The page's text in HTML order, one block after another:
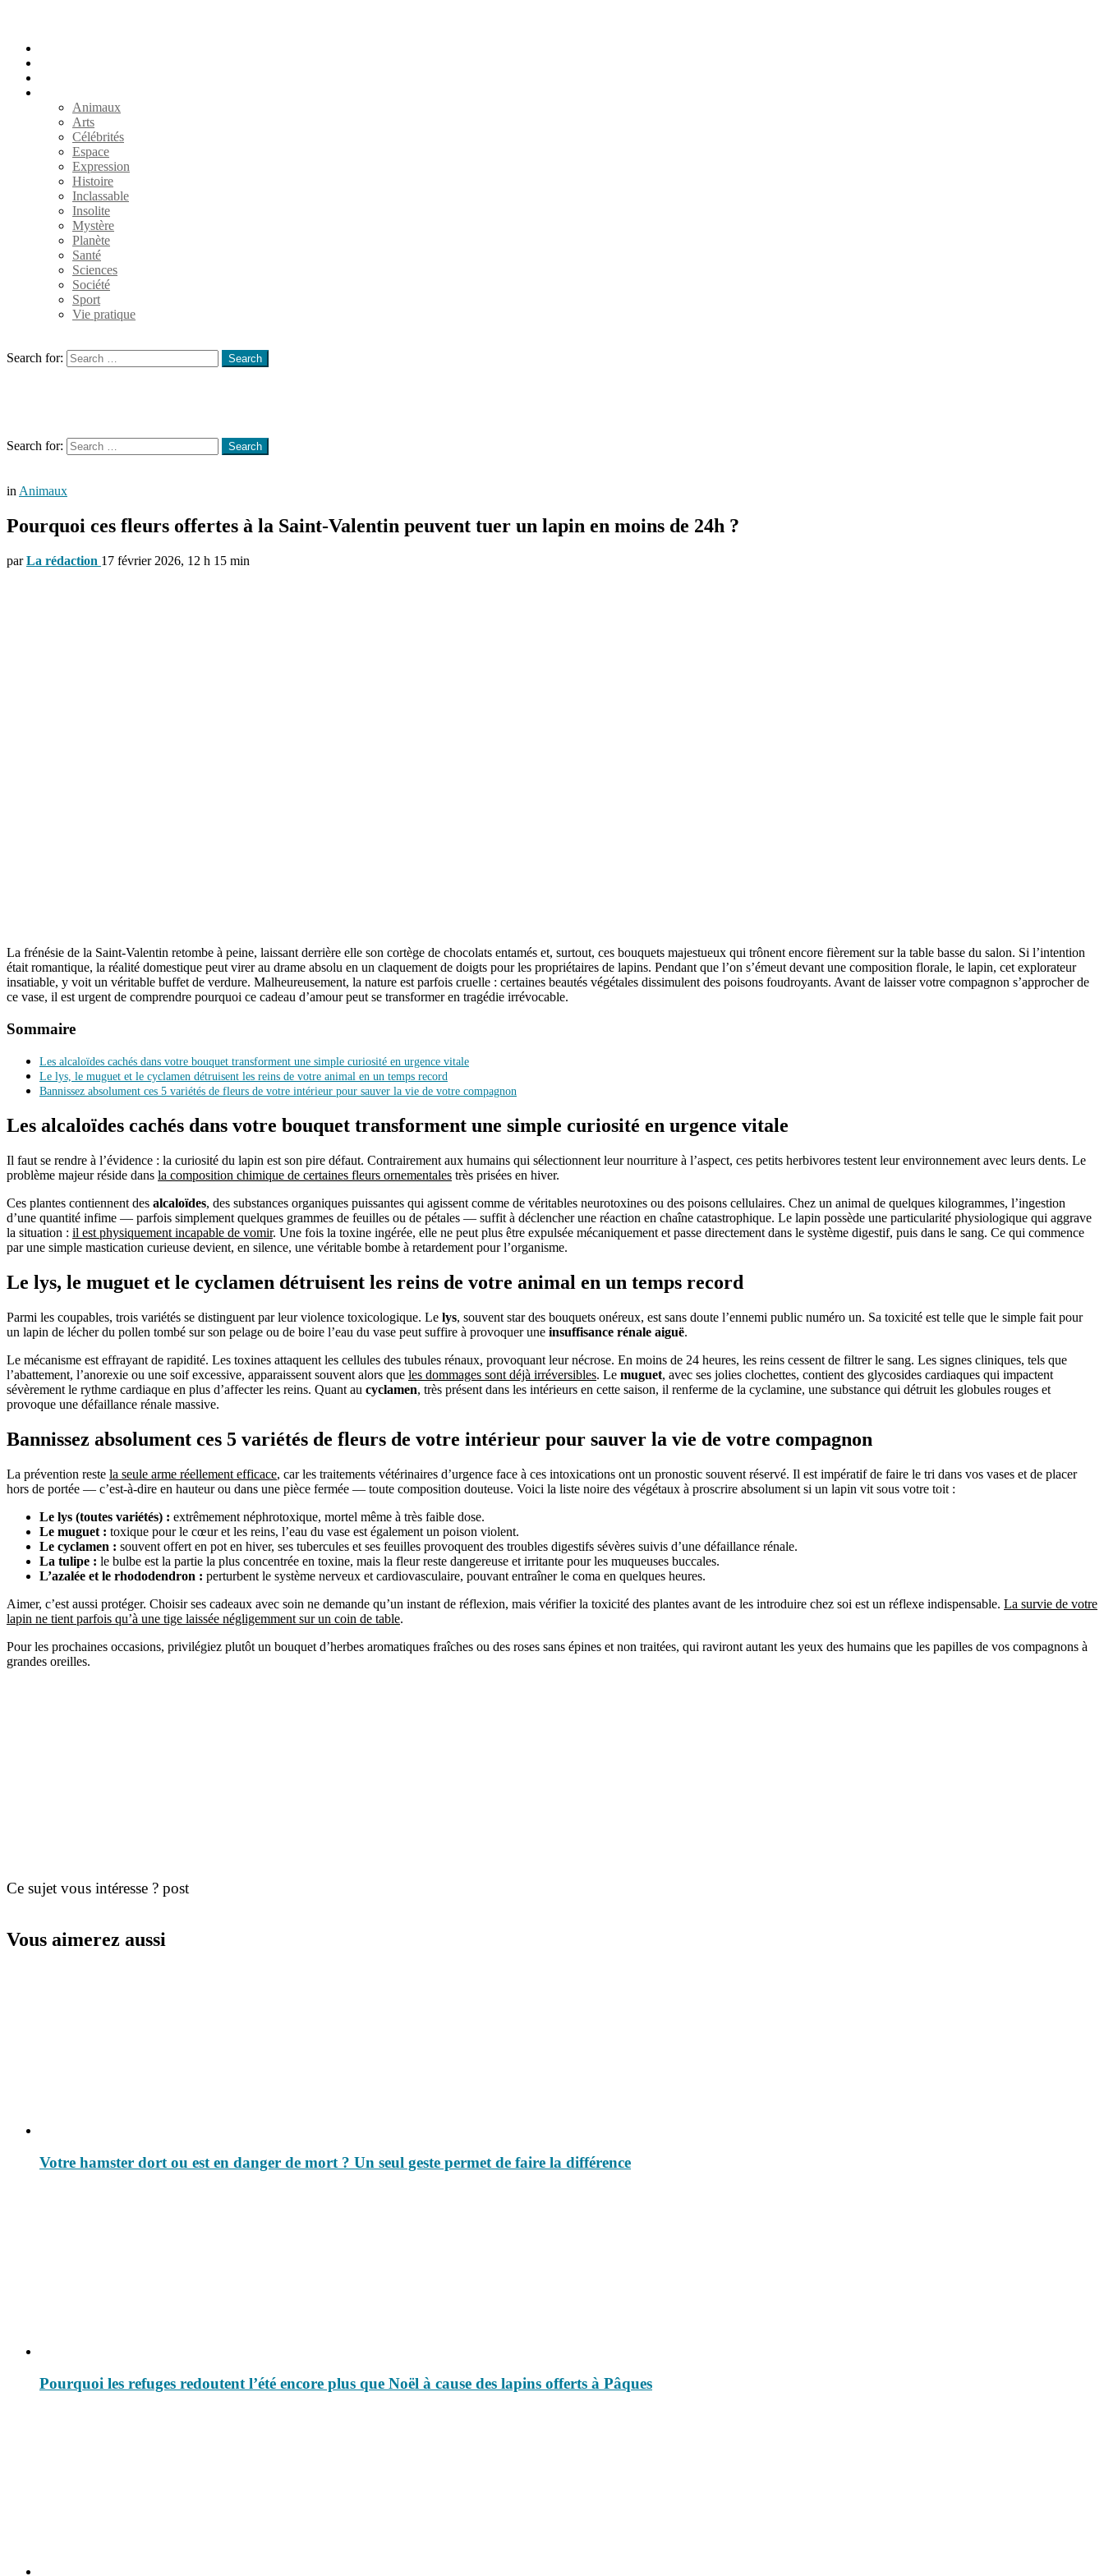
Animaux
Arts
Célébrités
Espace
Expression
Histoire
Inclassable
Insolite
Mystère
Planète
Santé
Sciences
Société
Sport
Vie pratique
Search for:
Search
Search for:
Search
in Animaux
Pourquoi ces fleurs offertes à la Saint-Valentin peuvent tuer un lapin en moins de 24h ?
par La rédaction 17 février 2026, 12 h 15 min
La frénésie de la Saint-Valentin retombe à peine, laissant derrière elle son cortège de chocolats entamés et, surtout, ces bouquets majestueux qui trônent encore fièrement sur la table basse du salon. Si l’intention
était romantique, la réalité domestique peut virer au drame absolu en un claquement de doigts pour les propriétaires de lapins. Pendant que l’on s’émeut devant une composition florale, le lapin, cet explorateur
insatiable, y voit un véritable buffet de verdure. Malheureusement, la nature est parfois cruelle : certaines beautés végétales dissimulent des poisons foudroyants. Avant de laisser votre compagnon s’approcher de
ce vase, il est urgent de comprendre pourquoi ce cadeau d’amour peut se transformer en tragédie irrévocable.
Sommaire
Les alcaloïdes cachés dans votre bouquet transforment une simple curiosité en urgence vitale
Le lys, le muguet et le cyclamen détruisent les reins de votre animal en un temps record
Bannissez absolument ces 5 variétés de fleurs de votre intérieur pour sauver la vie de votre compagnon
Les alcaloïdes cachés dans votre bouquet transforment une simple curiosité en urgence vitale
Il faut se rendre à l’évidence : la curiosité du lapin est son pire défaut. Contrairement aux humains qui sélectionnent leur nourriture à l’aspect, ces petits herbivores testent leur environnement avec leurs dents. Le
problème majeur réside dans la composition chimique de certaines fleurs ornementales très prisées en hiver.
Ces plantes contiennent des alcaloïdes, des substances organiques puissantes qui agissent comme de véritables neurotoxines ou des poisons cellulaires. Chez un animal de quelques kilogrammes, l’ingestion
d’une quantité infime — parfois simplement quelques grammes de feuilles ou de pétales — suffit à déclencher une réaction en chaîne catastrophique. Le lapin possède une particularité physiologique qui aggrave
la situation : il est physiquement incapable de vomir. Une fois la toxine ingérée, elle ne peut plus être expulsée mécaniquement et passe directement dans le système digestif, puis dans le sang. Ce qui commence
par une simple mastication curieuse devient, en silence, une véritable bombe à retardement pour l’organisme.
Le lys, le muguet et le cyclamen détruisent les reins de votre animal en un temps record
Parmi les coupables, trois variétés se distinguent par leur violence toxicologique. Le lys, souvent star des bouquets onéreux, est sans doute l’ennemi public numéro un. Sa toxicité est telle que le simple fait pour
un lapin de lécher du pollen tombé sur son pelage ou de boire l’eau du vase peut suffire à provoquer une insuffisance rénale aiguë.
Le mécanisme est effrayant de rapidité. Les toxines attaquent les cellules des tubules rénaux, provoquant leur nécrose. En moins de 24 heures, les reins cessent de filtrer le sang. Les signes cliniques, tels que
l’abattement, l’anorexie ou une soif excessive, apparaissent souvent alors que les dommages sont déjà irréversibles. Le muguet, avec ses jolies clochettes, contient des glycosides cardiaques qui impactent
sévèrement le rythme cardiaque en plus d’affecter les reins. Quant au cyclamen, très présent dans les intérieurs en cette saison, il renferme de la cyclamine, une substance qui détruit les globules rouges et
provoque une défaillance rénale massive.
Bannissez absolument ces 5 variétés de fleurs de votre intérieur pour sauver la vie de votre compagnon
La prévention reste la seule arme réellement efficace, car les traitements vétérinaires d’urgence face à ces intoxications ont un pronostic souvent réservé. Il est impératif de faire le tri dans vos vases et de placer
hors de portée — c’est-à-dire en hauteur ou dans une pièce fermée — toute composition douteuse. Voici la liste noire des végétaux à proscrire absolument si un lapin vit sous votre toit :
Le lys (toutes variétés) : extrêmement néphrotoxique, mortel même à très faible dose.
Le muguet : toxique pour le cœur et les reins, l’eau du vase est également un poison violent.
Le cyclamen : souvent offert en pot en hiver, ses tubercules et ses feuilles provoquent des troubles digestifs sévères suivis d’une défaillance rénale.
La tulipe : le bulbe est la partie la plus concentrée en toxine, mais la fleur reste dangereuse et irritante pour les muqueuses buccales.
L’azalée et le rhododendron : perturbent le système nerveux et cardiovasculaire, pouvant entraîner le coma en quelques heures.
Aimer, c’est aussi protéger. Choisir ses cadeaux avec soin ne demande qu’un instant de réflexion, mais vérifier la toxicité des plantes avant de les introduire chez soi est un réflexe indispensable. La survie de votre
lapin ne tient parfois qu’à une tige laissée négligemment sur un coin de table.
Pour les prochaines occasions, privilégiez plutôt un bouquet d’herbes aromatiques fraîches ou des roses sans épines et non traitées, qui raviront autant les yeux des humains que les papilles de vos compagnons à
grandes oreilles.
Ce sujet vous intéresse ? post
Vous aimerez aussi
Votre hamster dort ou est en danger de mort ? Un seul geste permet de faire la différence
Pourquoi les refuges redoutent l’été encore plus que Noël à cause des lapins offerts à Pâques